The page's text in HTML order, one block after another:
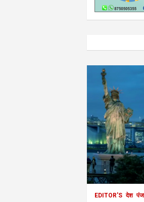
EDITOR'S देश